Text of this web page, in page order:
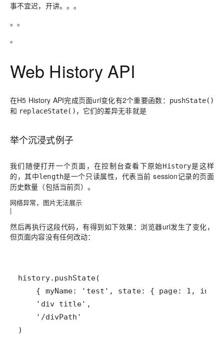
事不宜迟，开讲。。。
。。
。
Web History API
在H5 History API完成页面url变化有2个重要函数： pushState()
和 replaceState() ，它们的差异无非就是
举个沉浸式例子
我们随便打开一个页面，在控制台查看下原始History是这样
的，其中length是一个只读属性，代表当前 session记录的页面
历史数量（包括当前页）。
网络异常，图片无法展示
|
然后再执行这段代码，有得到如下效果：浏览器url发生了变化，
但页面内容没有任何改动：